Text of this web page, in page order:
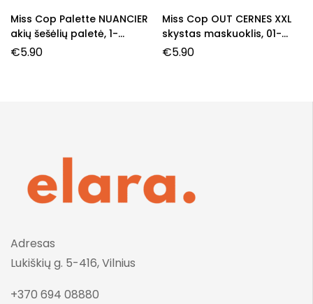
Miss Cop Palette NUANCIER
akių šešėlių paletė, 1-
Blonde, 7,2 g.
€5.90
Miss Cop OUT CERNES XXL
skystas maskuoklis, 01-
Light, 4,5 ml.
€5.90
Adresas
Lukiškių g. 5-416, Vilnius
+370 694 08880